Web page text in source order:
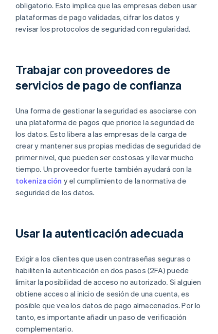
obligatorio. Esto implica que las empresas deben usar
plataformas de pago validadas, cifrar los datos y
revisar los protocolos de seguridad con regularidad.
Trabajar con proveedores de
servicios de pago de confianza
Una forma de gestionar la seguridad es asociarse con
una plataforma de pagos que priorice la seguridad de
los datos. Esto libera a las empresas de la carga de
crear y mantener sus propias medidas de seguridad de
primer nivel, que pueden ser costosas y llevar mucho
tiempo. Un proveedor fuerte también ayudará con la
tokenización y el cumplimiento de la normativa de
seguridad de los datos.
Usar la autenticación adecuada
Exigir a los clientes que usen contraseñas seguras o
habiliten la autenticación en dos pasos (2FA) puede
limitar la posibilidad de acceso no autorizado. Si alguien
obtiene acceso al inicio de sesión de una cuenta, es
posible que vea los datos de pago almacenados. Por lo
tanto, es importante añadir un paso de verificación
complementario.